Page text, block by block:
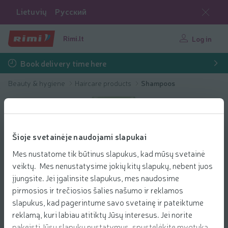
Šioje svetainėje naudojami slapukai
Mes nustatome tik būtinus slapukus, kad mūsų svetainė
veiktų. Mes nenustatysime jokių kitų slapukų, nebent juos
įjungsite. Jei įgalinsite slapukus, mes naudosime
pirmosios ir trečiosios šalies našumo ir reklamos
slapukus, kad pagerintume savo svetainę ir pateiktume
reklamą, kuri labiau atitiktų Jūsų interesus. Jei norite
Lietuvių Русский
Rimi.lt Log in
Book delivery time here
Beauty & hygiene Haircare products Shampoos